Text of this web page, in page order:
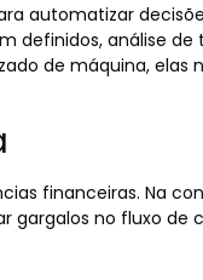
automatizar
definidos, análise
de máquina, elas
financeiras. Na
gargalos no fluxo de